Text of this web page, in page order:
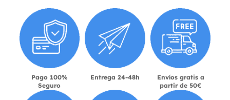
Pago 100%
Seguro
Entrega 24-48h
Envíos gratis a
partir de 50€